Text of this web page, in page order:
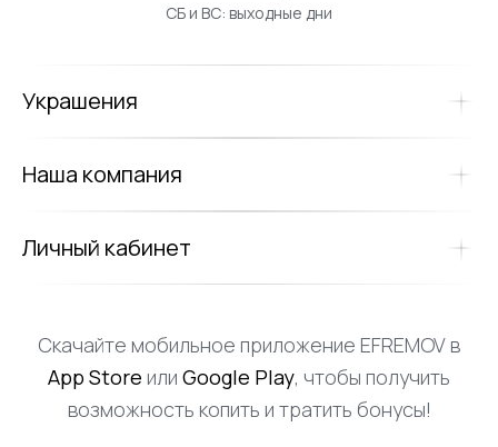
СБ и ВС: выходные дни
Украшения
Наша компания
Личный кабинет
Скачайте мобильное приложение EFREMOV в
App Store или Google Play, чтобы получить
возможность копить и тратить бонусы!